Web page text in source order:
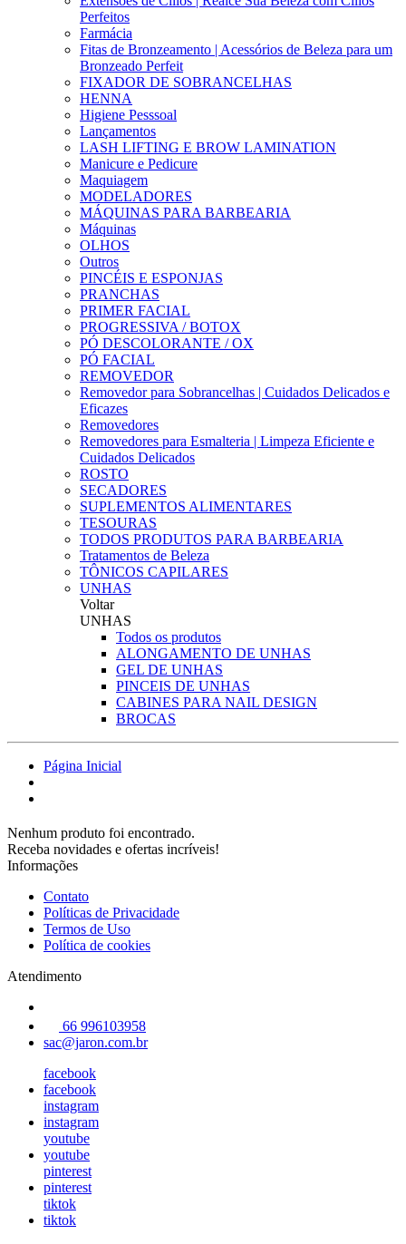
Perfeitos
Farmácia
Fitas de Bronzeamento | Acessórios de Beleza para um
Bronzeado Perfeit
FIXADOR DE SOBRANCELHAS
HENNA
Higiene Pesssoal
Lançamentos
LASH LIFTING E BROW LAMINATION
Manicure e Pedicure
Maquiagem
MODELADORES
MÁQUINAS PARA BARBEARIA
Máquinas
OLHOS
Outros
PINCÉIS E ESPONJAS
PRANCHAS
PRIMER FACIAL
PROGRESSIVA / BOTOX
PÓ DESCOLORANTE / OX
PÓ FACIAL
REMOVEDOR
Removedor para Sobrancelhas | Cuidados Delicados e
Eficazes
Removedores
Removedores para Esmalteria | Limpeza Eficiente e
Cuidados Delicados
ROSTO
SECADORES
SUPLEMENTOS ALIMENTARES
TESOURAS
TODOS PRODUTOS PARA BARBEARIA
Tratamentos de Beleza
TÔNICOS CAPILARES
UNHAS
Voltar
UNHAS
Todos os produtos
ALONGAMENTO DE UNHAS
GEL DE UNHAS
PINCEIS DE UNHAS
CABINES PARA NAIL DESIGN
BROCAS
Página Inicial
Nenhum produto foi encontrado.
Receba novidades e ofertas incríveis!
Informações
Contato
Políticas de Privacidade
Termos de Uso
Política de cookies
Atendimento
66 996103958
sac@jaron.com.br
facebook
facebook
instagram
instagram
youtube
youtube
pinterest
pinterest
tiktok
tiktok